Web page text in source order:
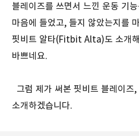
블레이즈를 쓰면서 느낀 운동 기
마음에 들었고, 들지 않았는지를
핏비트 알타(Fitbit Alta)도 소개해
바쁘네요.
그럼 제가 써본 핏비트 블레이즈
소개하겠습니다.